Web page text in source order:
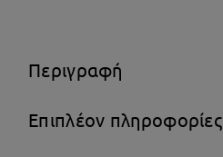
Περιγραφή
Επιπλέον πληροφορίες